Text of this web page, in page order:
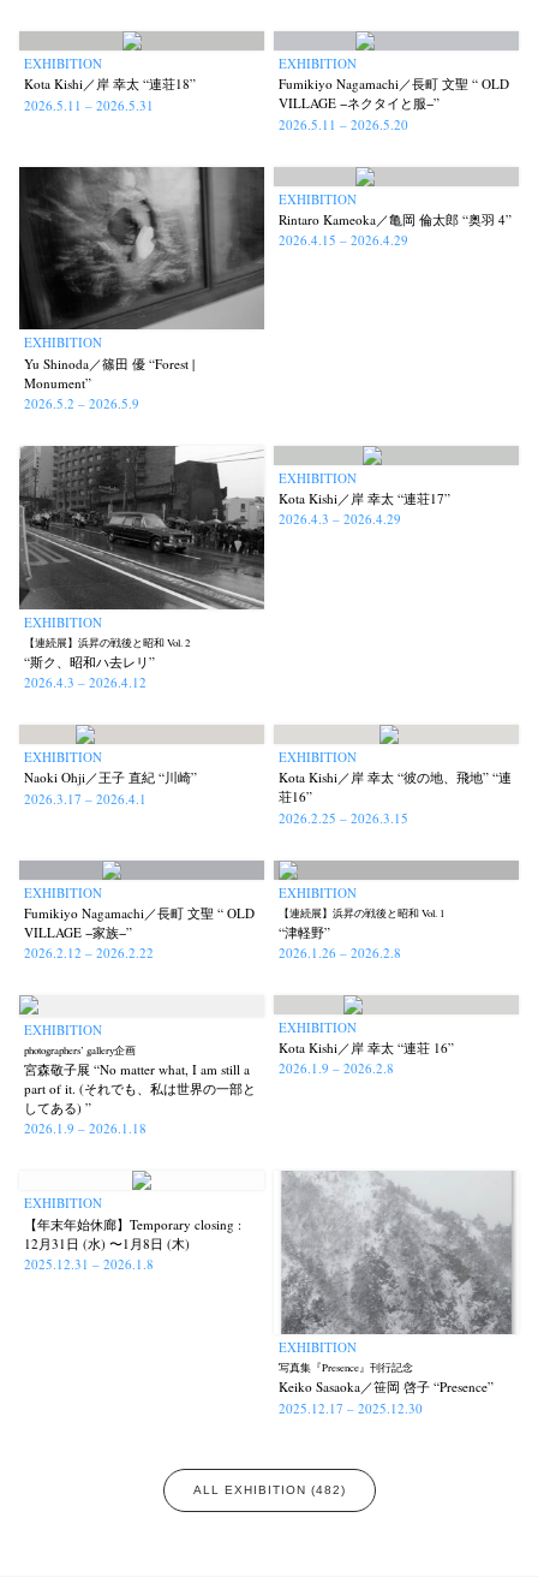
EXHIBITION
Kota Kishi／岸 幸太 “連荘18”
2026.5.11 – 2026.5.31
EXHIBITION
Fumikiyo Nagamachi／長町 文聖 “ OLD
VILLAGE −ネクタイと服−”
2026.5.11 – 2026.5.20
EXHIBITION
Yu Shinoda／篠田 優 “Forest |
Monument”
2026.5.2 – 2026.5.9
EXHIBITION
Rintaro Kameoka／亀岡 倫太郎 “奥羽 4”
2026.4.15 – 2026.4.29
EXHIBITION
【連続展】浜昇の戦後と昭和 Vol. 2
“斯ク、昭和ハ去レリ”
2026.4.3 – 2026.4.12
EXHIBITION
Kota Kishi／岸 幸太 “連荘17”
2026.4.3 – 2026.4.29
EXHIBITION
Naoki Ohji／王子 直紀 “川崎”
2026.3.17 – 2026.4.1
EXHIBITION
Kota Kishi／岸 幸太 “彼の地、飛地” “連
荘16”
2026.2.25 – 2026.3.15
EXHIBITION
Fumikiyo Nagamachi／長町 文聖 “ OLD
VILLAGE −家族−”
2026.2.12 – 2026.2.22
EXHIBITION
【連続展】浜昇の戦後と昭和 Vol. 1
“津軽野”
2026.1.26 – 2026.2.8
EXHIBITION
photographers’ gallery企画
宮森敬子展 “No matter what, I am still a
part of it. (それでも、私は世界の一部と
してある) ”
2026.1.9 – 2026.1.18
EXHIBITION
Kota Kishi／岸 幸太 “連荘 16”
2026.1.9 – 2026.2.8
EXHIBITION
【年末年始休廊】Temporary closing :
12月31日 (水) 〜1月8日 (木)
2025.12.31 – 2026.1.8
EXHIBITION
写真集『Presence』刊行記念
Keiko Sasaoka／笹岡 啓子 “Presence”
2025.12.17 – 2025.12.30
ALL EXHIBITION (482)